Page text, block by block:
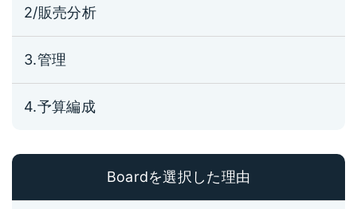
2/販売分析
3.管理
4.予算編成
Boardを選択した理由